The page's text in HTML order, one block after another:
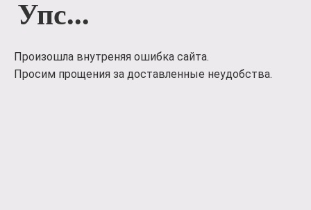
Леденцы в игрушке 'Тому, кого люблю'
200руб.
Упс...
Произошла внутреняя ошибка сайта.
Просим прощения за доставленные неудобства.